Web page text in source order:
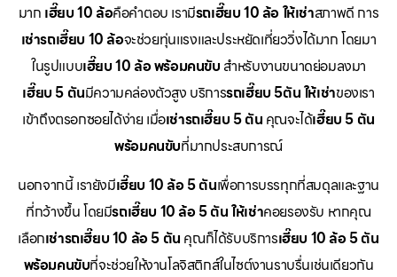
มาก เฮี๊ยบ 10 ล้อคือคำตอบ เรามีรถเฮี๊ยบ 10 ล้อ ให้เช่าสภาพดี การ
เช่ารถเฮี๊ยบ 10 ล้อจะช่วยทุ่นแรงและประหยัดเที่ยววิ่งได้มาก โดยมา
ในรูปแบบเฮี๊ยบ 10 ล้อ พร้อมคนขับ สำหรับงานขนาดย่อมลงมา
เฮี๊ยบ 5 ตันมีความคล่องตัวสูง บริการรถเฮี๊ยบ 5ตัน ให้เช่าของเรา
เข้าถึงตรอกซอยได้ง่าย เมื่อเช่ารถเฮี๊ยบ 5 ตัน คุณจะได้เฮี๊ยบ 5 ตัน
พร้อมคนขับที่มากประสบการณ์
นอกจากนี้ เรายังมีเฮี๊ยบ 10 ล้อ 5 ตันเพื่อการบรรทุกที่สมดุลและฐาน
ที่กว้างขึ้น โดยมีรถเฮี๊ยบ 10 ล้อ 5 ตัน ให้เช่าคอยรองรับ หากคุณ
เลือกเช่ารถเฮี๊ยบ 10 ล้อ 5 ตัน คุณก็ได้รับบริการเฮี๊ยบ 10 ล้อ 5 ตัน
พร้อมคนขับที่จะช่วยให้งานโลจิสติกส์ในไซต์งานราบรื่นเช่นเดียวกัน